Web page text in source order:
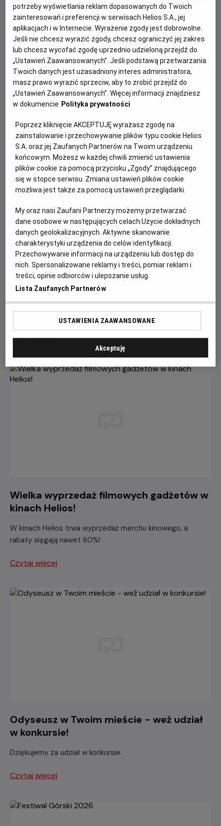
Każde miasto ma swojego Spider-Mana –
KONKURS!
Z okazji premiery filmu „Spider-Man: Całkiem nowy dzień”
chcemy udowodnić, że każdy z nas może zostać Spider-
Manem w swoim otoczeniu.
Gwiazdozbiór Psa - bilety już w
sprzedaży!
Przeżyj emocjonującą historię o odwadze, przetrwaniu i
poszukiwaniu nadziei w postapokaliptycznym świecie.
Czytaj więcej
Wielka wyprzedaż filmowych gadżetów w
kinach Helios!
W kinach Helios trwa wyprzedaż merchu kinowego, a
rabaty sięgają nawet 60%!
Czytaj więcej
Odyseusz w Twoim mieście - weź udział
w konkursie!
Dziękujemy za udział w konkursie.
Czytaj więcej
potrzeby wyświetlania reklam dopasowanych do Twoich
zainteresowań i preferencji w serwisach Helios S.A., jej
aplikacjach i w Internecie. Wyrażenie zgody jest dobrowolne.
Jeśli nie chcesz wyrazić zgody, chcesz ograniczyć jej zakres
lub chcesz wycofać zgodę uprzednio udzieloną przejdź do
„Ustawień Zaawansowanych”. Jeśli podstawą przetwarzania
Twoich danych jest uzasadniony interes administratora,
masz prawo wyrazić sprzeciw, aby to zrobić przejdź do
„Ustawień Zaawansowanych”. Więcej informacji znajdziesz
w dokumencie Polityka prywatności
Poprzez kliknięcie AKCEPTUJĘ wyrażasz zgodę na
zainstalowanie i przechowywanie plików typu cookie Helios
S.A. oraz jej Zaufanych Partnerów na Twoim urządzeniu
końcowym. Możesz w każdej chwili zmienić ustawienia
plików cookie za pomocą przycisku „Zgody” znajdującego
się w stopce serwisu. Zmiana ustawień plików cookie
możliwa jest także za pomocą ustawień przeglądarki.
My oraz nasi Zaufani Partnerzy możemy przetwarzać
dane osobowe w następujących celach:Użycie dokładnych
danych geolokalizacyjnych. Aktywne skanowanie
charakterystyki urządzenia do celów identyfikacji.
Przechowywanie informacji na urządzeniu lub dostęp do
nich. Spersonalizowane reklamy i treści, pomiar reklam i
treści, opinie odbiorców i ulepszanie usług.
Lista Zaufanych Partnerów
USTAWIENIA ZAAWANSOWANE
Akceptuję